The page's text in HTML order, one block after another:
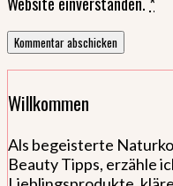
Willkommen
Als begeisterte
Beauty Tipps, erzähle